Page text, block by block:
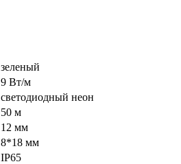
зеленый
9 Вт/м
светодиодный неон
50 м
12 мм
8*18 мм
IP65